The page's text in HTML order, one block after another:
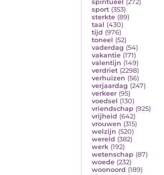
spiritueel (272)
sport (353)
sterkte (89)
taal (430)
tijd (976)
toneel (52)
vaderdag (54)
vakantie (171)
valentijn (149)
verdriet (2298)
verhuizen (56)
verjaardag (247)
verkeer (95)
voedsel (130)
vriendschap (925)
vrijheid (642)
vrouwen (315)
welzijn (520)
wereld (382)
werk (192)
wetenschap (87)
woede (232)
woonoord (189)